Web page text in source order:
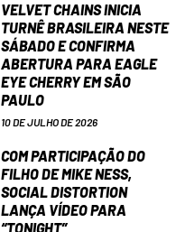
VELVET CHAINS INICIA
TURNÊ BRASILEIRA NESTE
SÁBADO E CONFIRMA
ABERTURA PARA EAGLE
EYE CHERRY EM SÃO
PAULO
10 DE JULHO DE 2026
COM PARTICIPAÇÃO DO
FILHO DE MIKE NESS,
SOCIAL DISTORTION
LANÇA VÍDEO PARA
“TONIGHT”